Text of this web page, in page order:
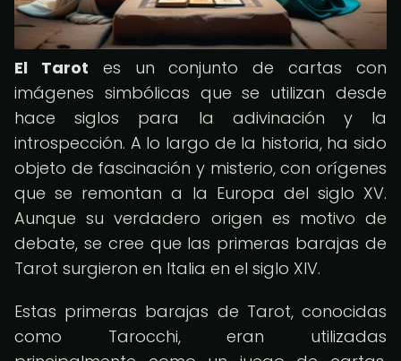
El Tarot es un conjunto de cartas con
imágenes simbólicas que se utilizan desde
hace siglos para la adivinación y la
introspección. A lo largo de la historia, ha sido
objeto de fascinación y misterio, con orígenes
que se remontan a la Europa del siglo XV.
Aunque su verdadero origen es motivo de
debate, se cree que las primeras barajas de
Tarot surgieron en Italia en el siglo XIV.
Estas primeras barajas de Tarot, conocidas
como Tarocchi, eran utilizadas